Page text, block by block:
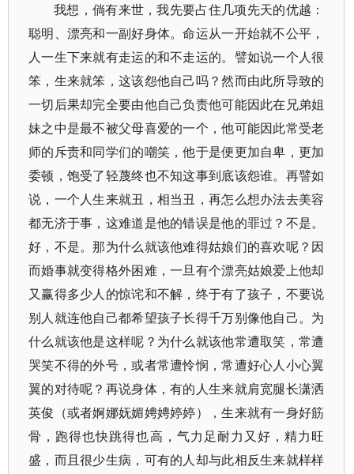
我想，倘有来世，我先要占住几项先天的优越：
聪明、漂亮和一副好身体。命运从一开始就不公平，
人一生下来就有走运的和不走运的。譬如说一个人很
笨，生来就笨，这该怨他自己吗？然而由此所导致的
一切后果却完全要由他自己负责他可能因此在兄弟姐
妹之中是最不被父母喜爱的一个，他可能因此常受老
师的斥责和同学们的嘲笑，他于是便更加自卑，更加
委顿，饱受了轻蔑终也不知这事到底该怨谁。再譬如
说，一个人生来就丑，相当丑，再怎么想办法去美容
都无济于事，这难道是他的错误是他的罪过？不是。
好，不是。那为什么就该他难得姑娘们的喜欢呢？因
而婚事就变得格外困难，一旦有个漂亮姑娘爱上他却
又赢得多少人的惊诧和不解，终于有了孩子，不要说
别人就连他自己都希望孩子长得千万别像他自己。为
什么就该他是这样呢？为什么就该他常遭取笑，常遭
哭笑不得的外号，或者常遭怜悯，常遭好心人小心翼
翼的对待呢？再说身体，有的人生来就肩宽腿长潇洒
英俊（或者婀娜妩媚娉娉婷婷），生来就有一身好筋
骨，跑得也快跳得也高，气力足耐力又好，精力旺
盛，而且很少生病，可有的人却与此相反生来就样样